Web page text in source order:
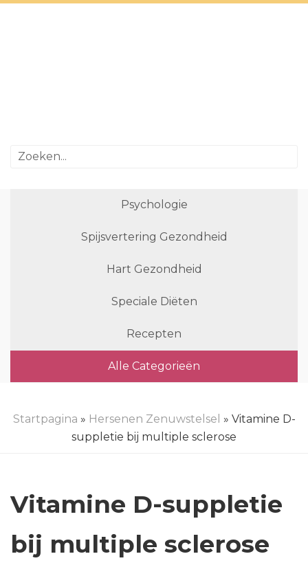
Psychologie
Spijsvertering Gezondheid
Hart Gezondheid
Speciale Diëten
Recepten
Alle Categorieën
Startpagina » Hersenen Zenuwstelsel » Vitamine D-
suppletie bij multiple sclerose
Vitamine D-suppletie
bij multiple sclerose